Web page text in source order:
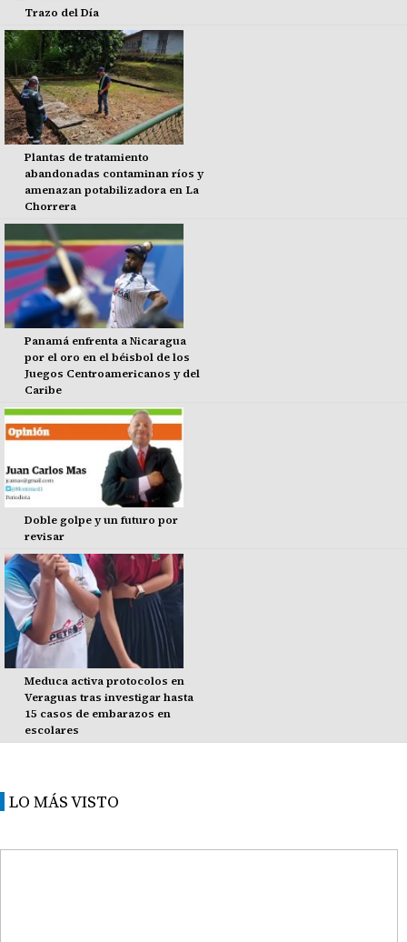
Trazo del Día
Plantas de tratamiento
abandonadas contaminan ríos y
amenazan potabilizadora en La
Chorrera
Panamá enfrenta a Nicaragua
por el oro en el béisbol de los
Juegos Centroamericanos y del
Caribe
Doble golpe y un futuro por
revisar
Meduca activa protocolos en
Veraguas tras investigar hasta
15 casos de embarazos en
escolares
LO MÁS VISTO